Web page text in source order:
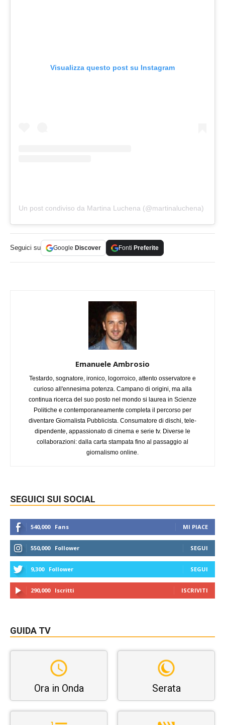
Visualizza questo post su Instagram
Un post condiviso da Martina Luchena (@martinaluchena)
Seguici su Google Discover Fonti Preferite
Emanuele Ambrosio
Testardo, sognatore, ironico, logorroico, attento osservatore e
curioso all'ennesima potenza. Campano di origini, ma alla
continua ricerca del suo posto nel mondo si laurea in Scienze
Politiche e contemporaneamente completa il percorso per
diventare Giornalista Pubblicista. Consumatore di dischi, tele-
dipendente, appassionato di cinema e serie tv. Diverse le
collaborazioni: dalla carta stampata fino al passaggio al
giornalismo online.
SEGUICI SUI SOCIAL
540,000 Fans MI PIACE
550,000 Follower SEGUI
9,300 Follower SEGUI
290,000 Iscritti ISCRIVITI
GUIDA TV
Ora in Onda Serata